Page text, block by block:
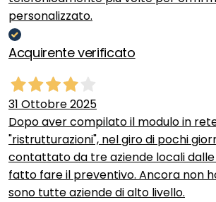
personalizzato.
Acquirente verificato
31 Ottobre 2025
Dopo aver compilato il modulo in
"ristrutturazioni", nel giro di pochi
contattato da tre aziende locali dalle
fatto fare il preventivo. Ancora non
sono tutte aziende di alto livello.